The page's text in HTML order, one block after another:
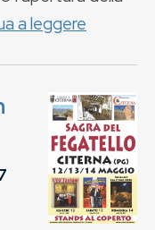
a leggere